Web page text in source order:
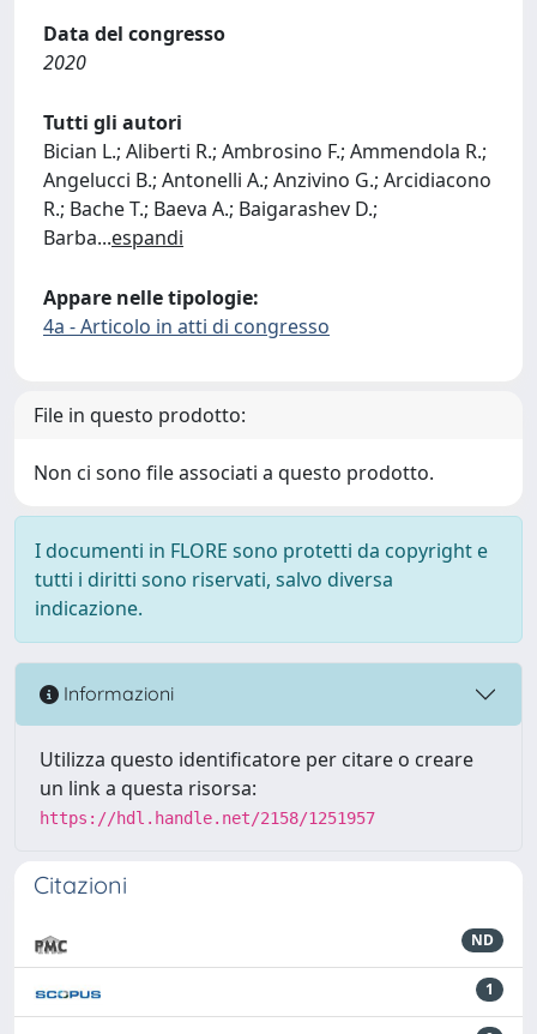
Data del congresso
2020
Tutti gli autori
Bician L.; Aliberti R.; Ambrosino F.; Ammendola R.;
Angelucci B.; Antonelli A.; Anzivino G.; Arcidiacono
R.; Bache T.; Baeva A.; Baigarashev D.;
Barba...espandi
Appare nelle tipologie:
4a - Articolo in atti di congresso
File in questo prodotto:
Non ci sono file associati a questo prodotto.
I documenti in FLORE sono protetti da copyright e
tutti i diritti sono riservati, salvo diversa
indicazione.
Informazioni
Utilizza questo identificatore per citare o creare
un link a questa risorsa:
https://hdl.handle.net/2158/1251957
Citazioni
ND
1